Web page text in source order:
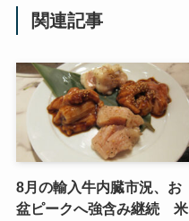
関連記事
8月の輸入牛内臓市況、お
盆ピークへ強含み継続 米